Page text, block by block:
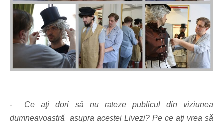
- Ce aţi dori să nu rateze publicul din viziunea
dumneavoastră asupra acestei Livezi? Pe ce aţi vrea să